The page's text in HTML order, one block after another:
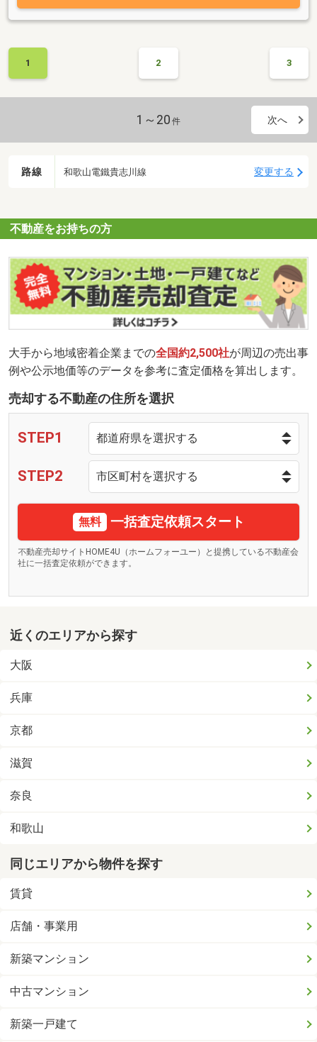
1 2 3
1～20 件 次へ
路線 和歌山電鐵貴志川線 変更する
不動産をお持ちの方
大手から地域密着企業までの全国約2,500社が周辺の売出事
例や公示地価等のデータを参考に査定価格を算出します。
売却する不動産の住所を選択
STEP1
STEP2
無料 一括査定依頼スタート
不動産売却サイトHOME4U（ホームフォーユー）と提携している不動産会
社に一括査定依頼ができます。
近くのエリアから探す
大阪
兵庫
京都
滋賀
奈良
和歌山
同じエリアから物件を探す
賃貸
店舗・事業用
新築マンション
中古マンション
新築一戸建て